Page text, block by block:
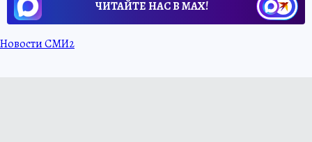
ЧИТАЙТЕ НАС В МАХ!
Новости СМИ2